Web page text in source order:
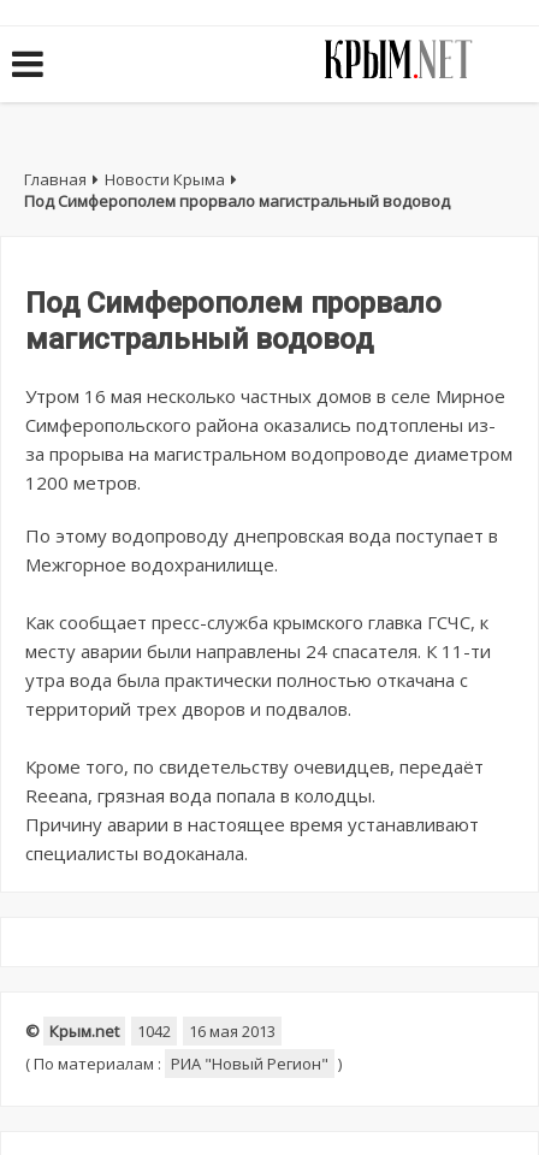
Главная
Новости Крыма
Под Симферополем прорвало магистральный водовод
Под Симферополем прорвало
магистральный водовод
Утром 16 мая несколько частных домов в селе Мирное
Симферопольского района оказались подтоплены из-
за прорыва на магистральном водопроводе диаметром
1200 метров.
По этому водопроводу днепровская вода поступает в
Межгорное водохранилище.
Как сообщает пресс-служба крымского главка ГСЧС, к
месту аварии были направлены 24 спасателя. К 11-ти
утра вода была практически полностью откачана с
территорий трех дворов и подвалов.
Кроме того, по свидетельству очевидцев, передаёт
Reeana, грязная вода попала в колодцы.
Причину аварии в настоящее время устанавливают
специалисты водоканала.
© Крым.net 1042
16 мая 2013
(По материалам : РИА "Новый Регион" )